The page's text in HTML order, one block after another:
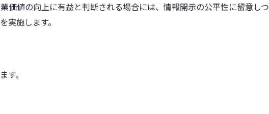
価値の向上に有益と判断される場合には、情報開示の公平性に留意しつ
実施します。
す。